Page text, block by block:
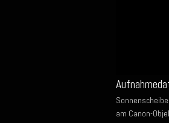
am Canon-